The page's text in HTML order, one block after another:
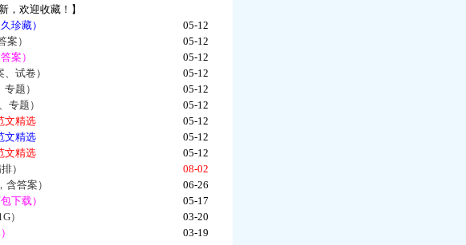
，欢迎收藏！】
珍藏）
05-12
）
05-12
案）
05-12
试卷）
05-12
题）
05-12
专题）
05-12
文精选
05-12
文精选
05-12
文精选
05-12
）
08-02
答案）
06-26
下载）
05-17
）
03-20
03-19